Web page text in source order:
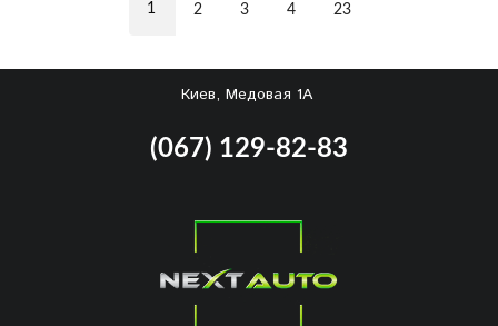
1 2 3 4 23
Киев, Медовая 1А
(067) 129-82-83